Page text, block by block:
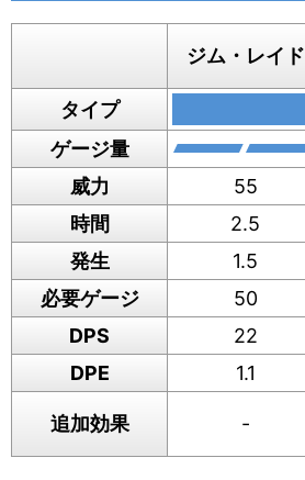
ジム・レイド
タイプ
ゲージ量
威力
55
時間
2.5
発生
1.5
必要ゲージ
50
DPS
22
DPE
1.1
追加効果 -